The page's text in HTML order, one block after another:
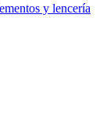
y lencería